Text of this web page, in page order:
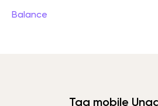
Balance
Tag mobile